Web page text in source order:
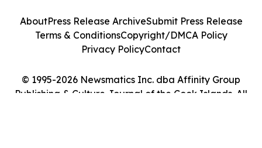
© 1995-2026 Newsmatics Inc. dba Affinity Group
Publishing & Culture Journal of the Cook Islands. All
AboutPress Release ArchiveSubmit Press Release
Terms & ConditionsCopyright/DMCA Policy
Privacy PolicyContact